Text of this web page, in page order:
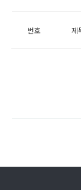
번호 제